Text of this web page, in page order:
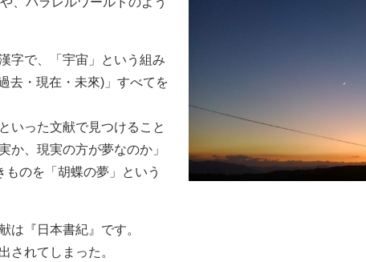
字で、「宇宙」という組み
去・現在・未來)」すべてを
いった文献で見つけること
か、現実の方が夢なのか」
のを「胡蝶の夢」という
は『日本書紀』です。
されてしまった。